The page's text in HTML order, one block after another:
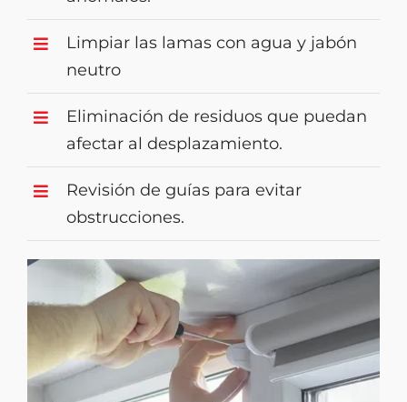
Limpiar las lamas con agua y jabón
neutro
Eliminación de residuos que puedan
afectar al desplazamiento.
Revisión de guías para evitar
obstrucciones.